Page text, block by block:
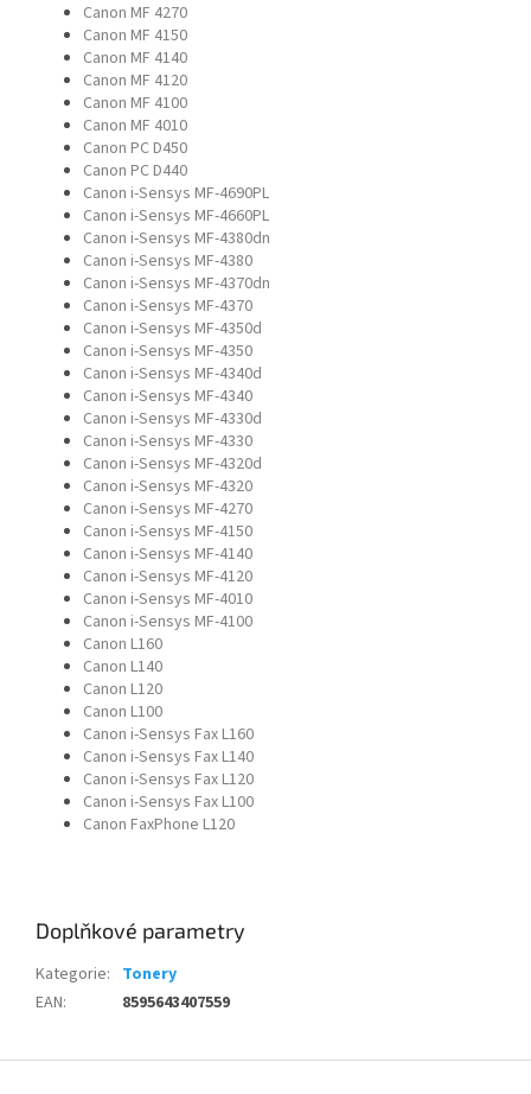
Canon MF 4270
Canon MF 4150
Canon MF 4140
Canon MF 4120
Canon MF 4100
Canon MF 4010
Canon PC D450
Canon PC D440
Canon i-Sensys MF-4690PL
Canon i-Sensys MF-4660PL
Canon i-Sensys MF-4380dn
Canon i-Sensys MF-4380
Canon i-Sensys MF-4370dn
Canon i-Sensys MF-4370
Canon i-Sensys MF-4350d
Canon i-Sensys MF-4350
Canon i-Sensys MF-4340d
Canon i-Sensys MF-4340
Canon i-Sensys MF-4330d
Canon i-Sensys MF-4330
Canon i-Sensys MF-4320d
Canon i-Sensys MF-4320
Canon i-Sensys MF-4270
Canon i-Sensys MF-4150
Canon i-Sensys MF-4140
Canon i-Sensys MF-4120
Canon i-Sensys MF-4010
Canon i-Sensys MF-4100
Canon L160
Canon L140
Canon L120
Canon L100
Canon i-Sensys Fax L160
Canon i-Sensys Fax L140
Canon i-Sensys Fax L120
Canon i-Sensys Fax L100
Canon FaxPhone L120
Doplňkové parametry
Kategorie: Tonery
EAN: 8595643407559